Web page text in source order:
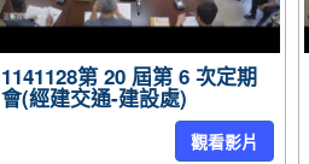
1141128第 20 屆第 6 次定期
會(經建交通-建設處)
觀看影片